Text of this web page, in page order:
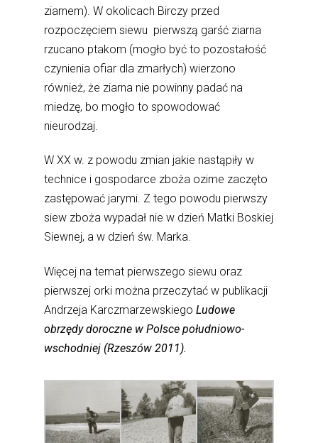
ziarnem). W okolicach Birczy przed
rozpoczęciem siewu pierwszą garść ziarna
rzucano ptakom (mogło być to pozostałość
czynienia ofiar dla zmarłych) wierzono
również, że ziarna nie powinny padać na
miedzę, bo mogło to spowodować
nieurodzaj.
W XX w. z powodu zmian jakie nastąpiły w
technice i gospodarce zboża ozime zaczęto
zastępować jarymi. Z tego powodu pierwszy
siew zboża wypadał nie w dzień Matki Boskiej
Siewnej, a w dzień św. Marka.
Więcej na temat pierwszego siewu oraz
pierwszej orki można przeczytać w publikacji
Andrzeja KarczmarzewskiegoLudowe
obrzędy doroczne w Polsce południowo-
wschodniej (Rzeszów 2011).